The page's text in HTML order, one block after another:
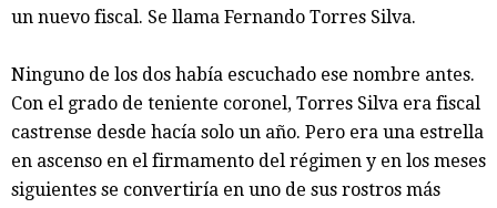
un nuevo fiscal. Se llama Fernando Torres Silva.
Ninguno de los dos había escuchado ese nombre antes.
Con el grado de teniente coronel, Torres Silva era fiscal
castrense desde hacía solo un año. Pero era una estrella
en ascenso en el firmamento del régimen y en los meses
siguientes se convertiría en uno de sus rostros más